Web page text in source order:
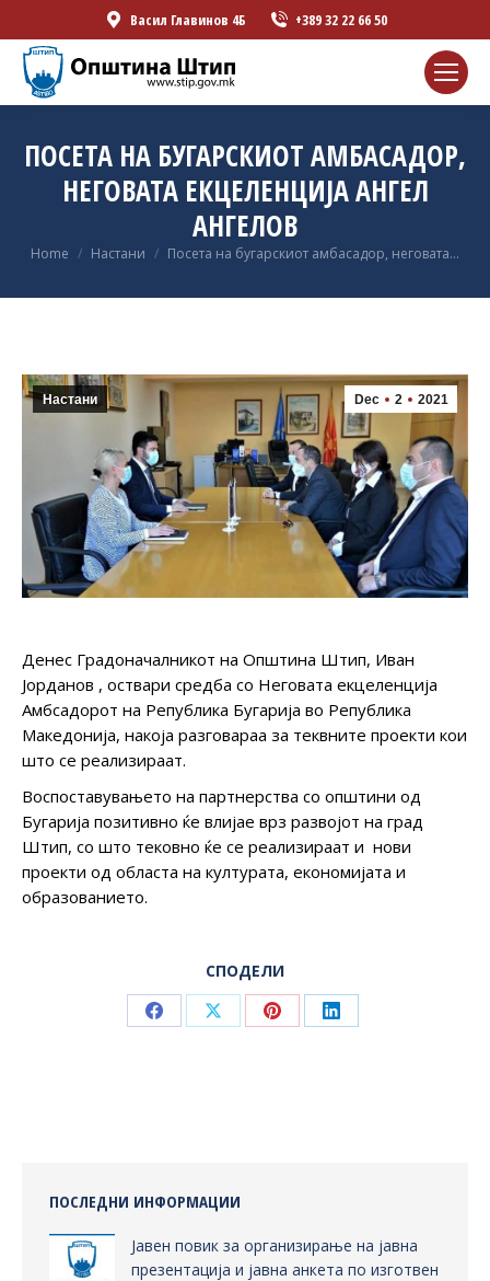
Васил Главинов 4Б +389 32 22 66 50
ПОСЕТА НА БУГАРСКИОТ АМБАСАДОР,
НЕГОВАТА ЕКЦЕЛЕНЦИЈА АНГЕЛ
АНГЕЛОВ
You are here:
Home Настани Посета на бугарскиот амбасадор, неговата…
Dec 2 2021
Настани
Денес Градоначалникот на Општина Штип, Иван
Јорданов , оствари средба со Неговата екцеленција
Амбсадорот на Република Бугарија во Република
Македонија, накоја разговараа за теквните проекти кои
што се реализираат.
Воспоставувањето на партнерства со општини од
Бугарија позитивно ќе влијае врз развојот на град
Штип, со што тековно ќе се реализираат и нови
проекти од областа на културата, економијата и
образованието.
СПОДЕЛИ
Share Share Share Share
ПОСЛЕДНИ ИНФОРМАЦИИ
Јавен повик за организирање на јавна
презентација и јавна анкета по изготвен